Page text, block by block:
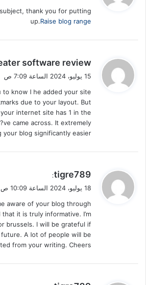
ل
thank you for putting
up.Raise blog range
ي
ق
ل
software review
15 يوليو، 2024 الساعة 7:09 ص
to know I he added your site
due to your layout. But
internet site has 1 in the
came across. It extremely
your blog significantly easier.
ي
ق
ل
tigre789
:
18 يوليو، 2024 الساعة 10:09 ص
aware of your blog through
it is truly informative. I’m
brussels. I will be grateful if
A lot of people will be
from your writing. Cheers!